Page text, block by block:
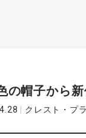
の帽子から新
クレスト・プ